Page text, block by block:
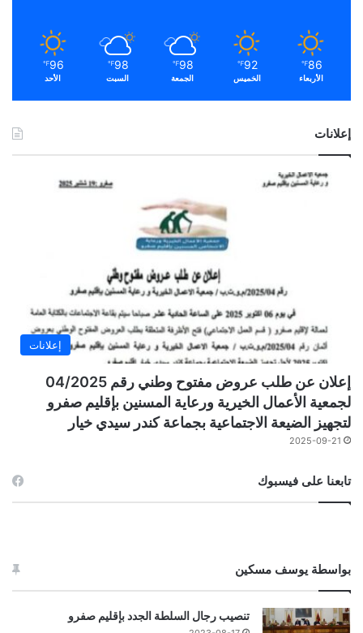
86
℉
الأربعاء
92
℉
الخميس
98
℉
الجمعة
98
℉
السبت
96
℉
الأحد
إعلانات
إعلانات
إعلان عن طلب عروض مفتوح وطني رقم 04/2025
لجمعية الأعمال الخيرية ورعاية المسنين بإقليم صفرو
لتجهيز الضيعة الاجتماعية بجماعة كندر سيدي خيار
2025-09-21
تابعنا على فيسبوك
بواسطة يوسف مسكين
تنصيب رجال السلطة الجدد بإقليم صفرو